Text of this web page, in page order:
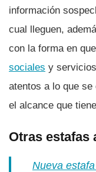
información
cual lleguen,
con la forma en
sociales y
atentos a lo que
el alcance que
Otras estafas
Nueva